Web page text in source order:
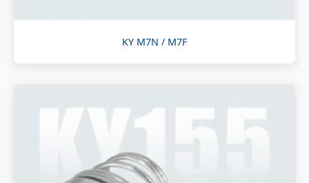
KY M7N / M7F